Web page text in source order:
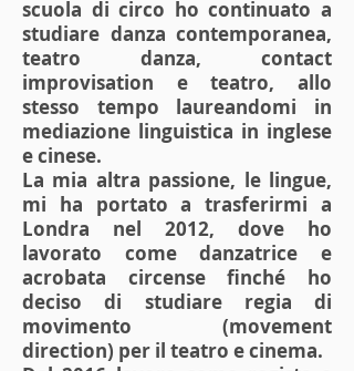
scuola di circo ho continuato a
studiare danza contemporanea,
teatro danza, contact
improvisation e teatro, allo
stesso tempo laureandomi in
mediazione linguistica in inglese
e cinese.
La mia altra passione, le lingue,
mi ha portato a trasferirmi a
Londra nel 2012, dove ho
lavorato come danzatrice e
acrobata circense finché ho
deciso di studiare regia di
movimento (movement
direction) per il teatro e cinema.